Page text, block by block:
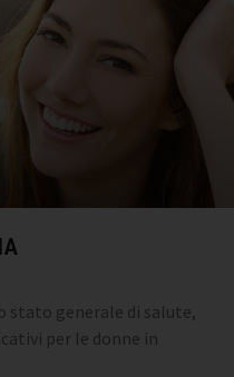
generale di salute,
per le donne in